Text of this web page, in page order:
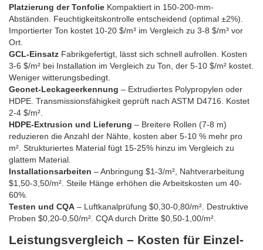
Platzierung der Tonfolie Kompaktiert in 150-200-mm-
Abständen. Feuchtigkeitskontrolle entscheidend (optimal ±2%).
Importierter Ton kostet 10-20 $/m³ im Vergleich zu 3-8 $/m³ vor
Ort.
GCL-Einsatz Fabrikgefertigt, lässt sich schnell aufrollen. Kosten
3-6 $/m² bei Installation im Vergleich zu Ton, der 5-10 $/m² kostet.
Weniger witterungsbedingt.
Geonet-Leckageerkennung – Extrudiertes Polypropylen oder
HDPE. Transmissionsfähigkeit geprüft nach ASTM D4716. Kostet
2-4 $/m².
HDPE-Extrusion und Lieferung – Breitere Rollen (7-8 m)
reduzieren die Anzahl der Nähte, kosten aber 5-10 % mehr pro
m². Strukturiertes Material fügt 15-25% hinzu im Vergleich zu
glattem Material.
Installationsarbeiten – Anbringung $1-3/m², Nahtverarbeitung
$1,50-3,50/m². Steile Hänge erhöhen die Arbeitskosten um 40-
60%.
Testen und CQA – Luftkanalprüfung $0,30-0,80/m². Destruktive
Proben $0,20-0,50/m². CQA durch Dritte $0,50-1,00/m².
Leistungsvergleich – Kosten für Einzel-